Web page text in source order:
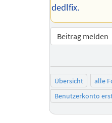
dedlfix.
Beitrag melden
Übersicht alle
Benutzerkonto